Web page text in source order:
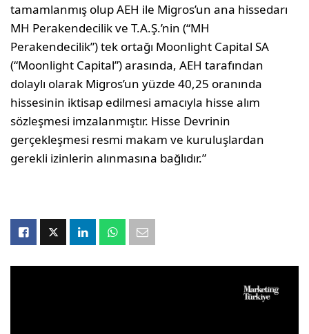
tamamlanmış olup AEH ile Migros’un ana hissedarı
MH Perakendecilik ve T.A.Ş.’nin (“MH
Perakendecilik”) tek ortağı Moonlight Capital SA
(“Moonlight Capital”) arasında, AEH tarafından
dolaylı olarak Migros’un yüzde 40,25 oranında
hissesinin iktisap edilmesi amacıyla hisse alım
sözleşmesi imzalanmıştır. Hisse Devrinin
gerçekleşmesi resmi makam ve kuruluşlardan
gerekli izinlerin alınmasına bağlıdır.”